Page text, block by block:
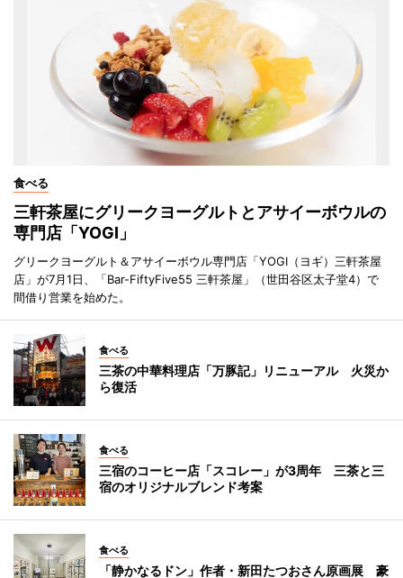
食べる
三軒茶屋にグリークヨーグルトとアサイーボウルの
専門店「YOGI」
グリークヨーグルト＆アサイーボウル専門店「YOGI（ヨギ）三軒茶屋
店」が7月1日、「Bar-FiftyFive55 三軒茶屋」（世田谷区太子堂4）で
間借り営業を始めた。
食べる
三茶の中華料理店「万豚記」リニューアル 火災か
ら復活
食べる
三宿のコーヒー店「スコレー」が3周年 三茶と三
宿のオリジナルブレンド考案
食べる
「静かなるドン」作者・新田たつおさん原画展 豪